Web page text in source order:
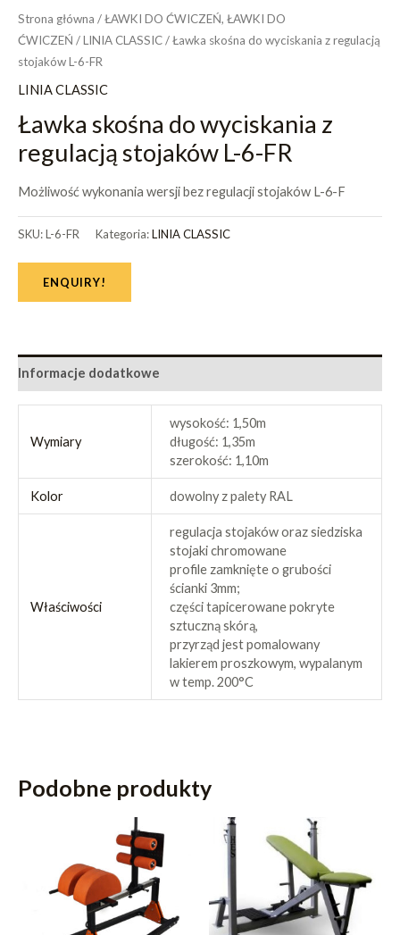
Strona główna /ŁAWKI DO ĆWICZEŃ, ŁAWKI DO
ĆWICZEŃ /LINIA CLASSIC/ Ławka skośna do wyciskania z regulacją
stojaków L-6-FR
LINIA CLASSIC
Ławka skośna do wyciskania z
regulacją stojaków L-6-FR
Możliwość wykonania wersji bez regulacji stojaków L-6-F
SKU:L-6-FR Kategoria:LINIA CLASSIC
ENQUIRY!
Informacje dodatkowe
Wymiary
wysokość: 1,50m
długość: 1,35m
szerokość: 1,10m
Kolor dowolny z palety RAL
Właściwości
regulacja stojaków oraz siedziska
stojaki chromowane
profile zamknięte o grubości
ścianki 3mm;
części tapicerowane pokryte
sztuczną skórą,
przyrząd jest pomalowany
lakierem proszkowym, wypalanym
w temp. 200°C
Podobne produkty